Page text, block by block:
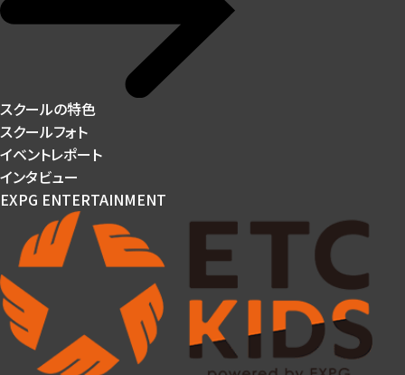
スクールの特色
スクールフォト
イベントレポート
インタビュー
EXPG ENTERTAINMENT